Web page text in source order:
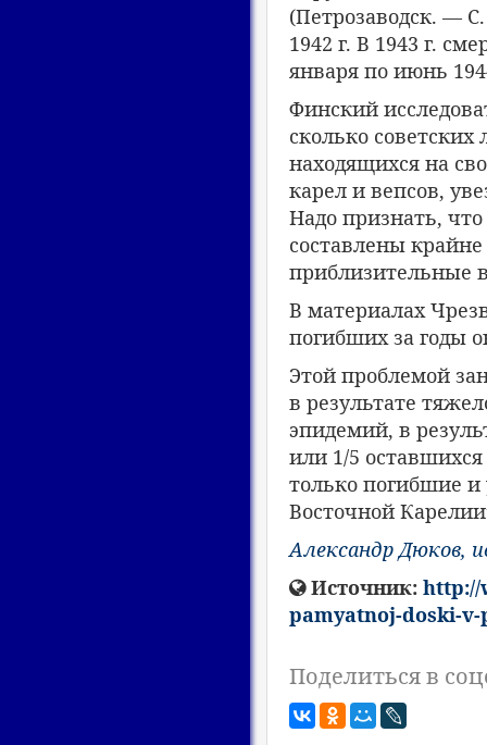
(Петрозаводск. —
1942 г. В 1943 г.
января по июнь
Финский
сколько
находящихся на
карел и вепсов,
Надо признать,
составлены
приблизительные
В материалах
погибших за годы
Этой проблемой
в результате
эпидемий, в
или 1/5
только погибшие и
Восточной
Александр Дюков,
Источник: http://
pamyatnoj-doski-
Поделиться в